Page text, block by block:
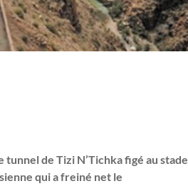
de Tizi N’Tichka figé au stade
qui a freiné net le